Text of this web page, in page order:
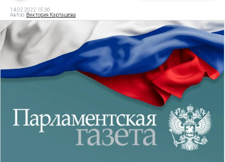
14.02.2022 15:36
Автор: Виктория Карташева